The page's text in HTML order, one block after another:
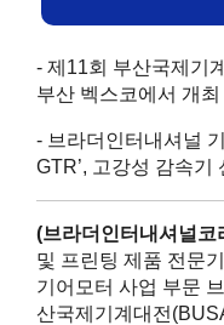
- 제11회 부산국제기
부산 벡스코에서 개최
- 브라더인터내셔널
GTR’, 고강성 감속기
(브라더인터내셔널코
및 프린팅 제품 전문
기어모터 사업 부문
산국제기계대전